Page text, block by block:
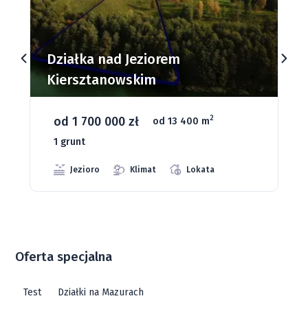
Działki budowlane nad Jeziorem
Dąbrowa Mała
od 93 280 zł od 1075 m 2 66 grunt
Oferta specjalna
Test Działki na Mazurach